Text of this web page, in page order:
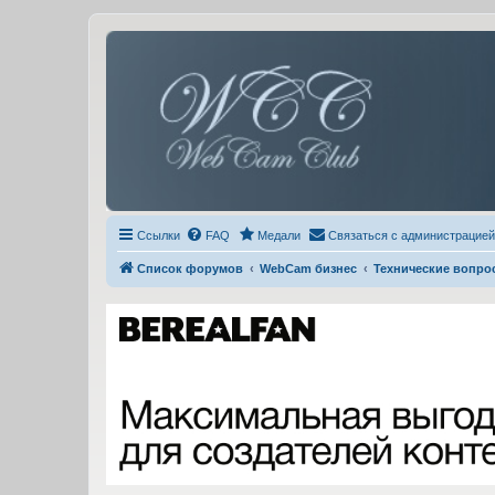
Ссылки FAQ Медали Связаться с администрацией
Список форумов WebCam бизнес Технические